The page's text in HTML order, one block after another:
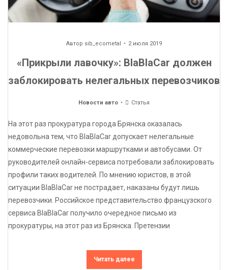
Автор sib_ecometal 2 июля 2019
«Прикрыли лавочку»: BlaBlaCar должен
заблокировать нелегальных перевозчиков
Новости авто Статья
На этот раз прокуратура города Брянска оказалась
недовольна тем, что BlaBlaCar допускает нелегальные
коммерческие перевозки маршрутками и автобусами. От
руководителей онлайн-сервиса потребовали заблокировать
профили таких водителей. По мнению юристов, в этой
ситуации BlaBlaCar не пострадает, наказаны будут лишь
перевозчики. Российское представительство французского
сервиса BlaBlaCar получило очередное письмо из
прокуратуры, на этот раз из Брянска. Претензии
Читать далее